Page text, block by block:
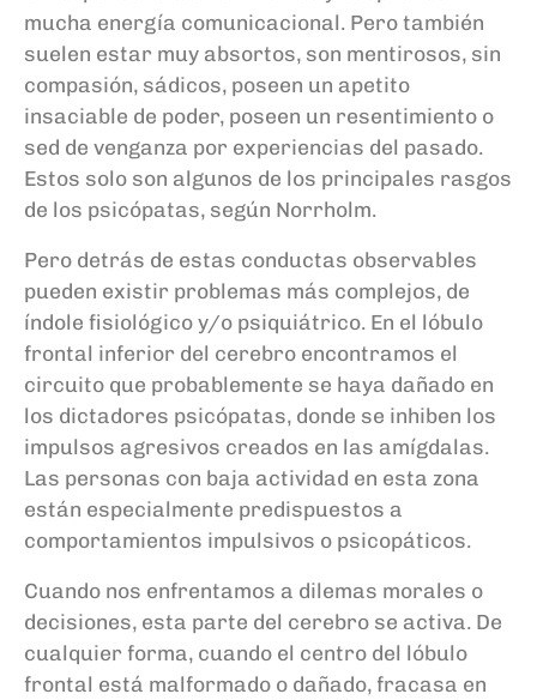
mucha energía comunicacional. Pero también
suelen estar muy absortos, son mentirosos, sin
compasión, sádicos, poseen un apetito
insaciable de poder, poseen un resentimiento o
sed de venganza por experiencias del pasado.
Estos solo son algunos de los principales rasgos
de los psicópatas, según Norrholm.
Pero detrás de estas conductas observables
pueden existir problemas más complejos, de
índole fisiológico y/o psiquiátrico. En el lóbulo
frontal inferior del cerebro encontramos el
circuito que probablemente se haya dañado en
los dictadores psicópatas, donde se inhiben los
impulsos agresivos creados en las amígdalas.
Las personas con baja actividad en esta zona
están especialmente predispuestos a
comportamientos impulsivos o psicopáticos.
Cuando nos enfrentamos a dilemas morales o
decisiones, esta parte del cerebro se activa. De
cualquier forma, cuando el centro del lóbulo
frontal está malformado o dañado, fracasa en